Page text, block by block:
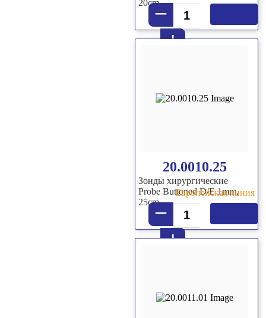
20cm–
+
20.0010.25
Зонды хирургические
Probe Buttoned D/E 1mm,
25cm–
+
Европейская линия